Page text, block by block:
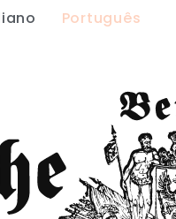
Português